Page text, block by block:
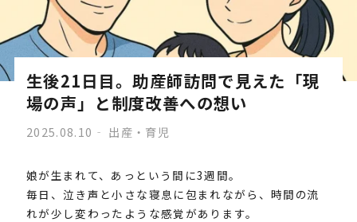
生後21日目。助産師訪問で見えた「現
場の声」と制度改善への想い
2025.08.10 出産・育児
娘が生まれて、あっという間に3週間。
毎日、泣き声と小さな寝息に包まれながら、時間の流
れが少し変わったような感覚があります。